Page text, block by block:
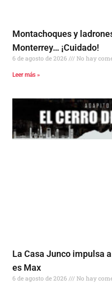
Montachoques y
Monterrey… ¡Cuidado!
6 de agosto de 2026 No hay
Leer más »
La Casa Junco impulsa
es Max
6 de agosto de 2026 No hay